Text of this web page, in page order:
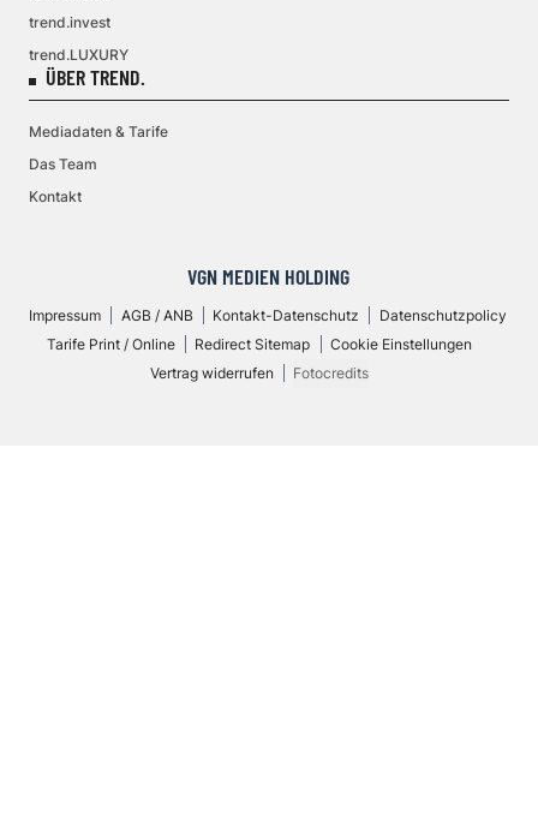
trend.invest
trend.LUXURY
ÜBER TREND.
Mediadaten & Tarife
Das Team
Kontakt
VGN MEDIEN HOLDING
Impressum AGB / ANB Kontakt-Datenschutz
Datenschutzpolicy
Tarife Print / Online
Redirect Sitemap
Cookie Einstellungen
Vertrag widerrufen
Fotocredits